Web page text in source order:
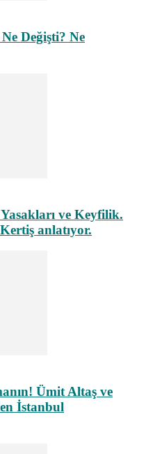
Değişti? Ne
ve Keyfilik.
anlatıyor.
Ümit Altaş ve
İstanbul